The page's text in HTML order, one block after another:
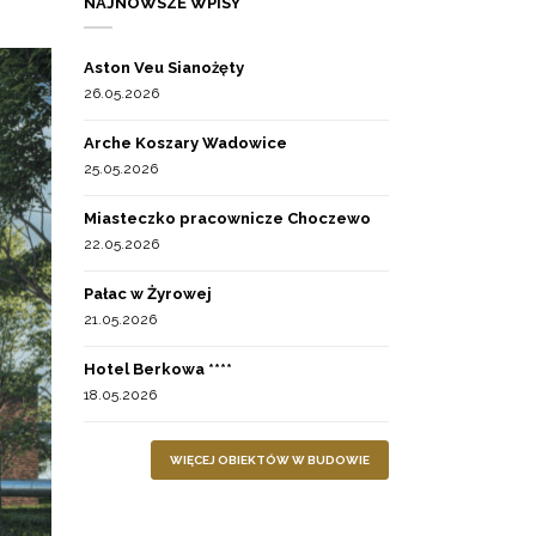
Aston Veu Sianożęty
26.05.2026
Arche Koszary Wadowice
25.05.2026
Miasteczko pracownicze Choczewo
22.05.2026
Pałac w Żyrowej
21.05.2026
Hotel Berkowa ****
18.05.2026
WIĘCEJ OBIEKTÓW W BUDOWIE